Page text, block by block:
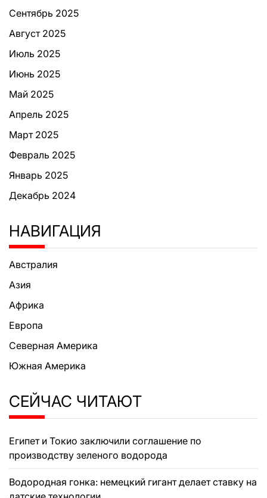
Сентябрь 2025
Август 2025
Июль 2025
Июнь 2025
Май 2025
Апрель 2025
Март 2025
Февраль 2025
Январь 2025
Декабрь 2024
НАВИГАЦИЯ
Австралия
Азия
Африка
Европа
Северная Америка
Южная Америка
СЕЙЧАС ЧИТАЮТ
Египет и Токио заключили соглашение по
производству зеленого водорода
Водородная гонка: немецкий гигант делает ставку на